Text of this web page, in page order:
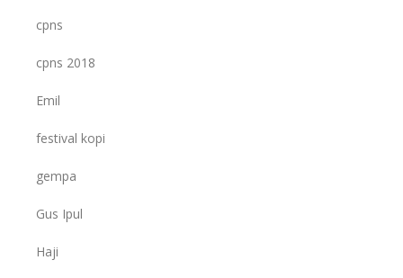
cpns
cpns 2018
Emil
festival kopi
gempa
Gus Ipul
Haji